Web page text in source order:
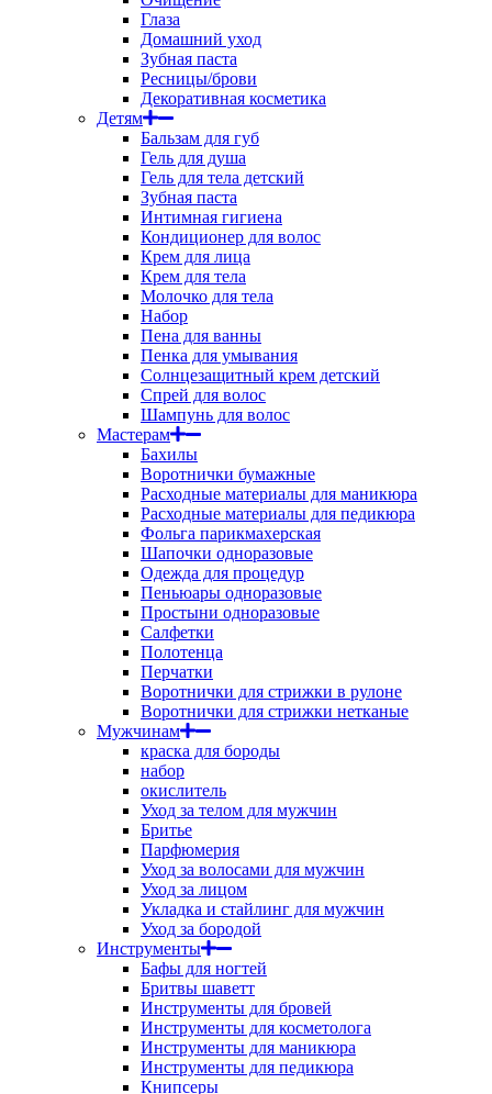
Глаза
Домашний уход
Зубная паста
Ресницы/брови
Декоративная косметика
Детям
Бальзам для губ
Гель для душа
Гель для тела детский
Зубная паста
Интимная гигиена
Кондиционер для волос
Крем для лица
Крем для тела
Молочко для тела
Набор
Пена для ванны
Пенка для умывания
Солнцезащитный крем детский
Спрей для волос
Шампунь для волос
Мастерам
Бахилы
Воротнички бумажные
Расходные материалы для маникюра
Расходные материалы для педикюра
Фольга парикмахерская
Шапочки одноразовые
Одежда для процедур
Пеньюары одноразовые
Простыни одноразовые
Салфетки
Полотенца
Перчатки
Воротнички для стрижки в рулоне
Воротнички для стрижки нетканые
Мужчинам
краска для бороды
набор
окислитель
Уход за телом для мужчин
Бритье
Парфюмерия
Уход за волосами для мужчин
Уход за лицом
Укладка и стайлинг для мужчин
Уход за бородой
Инструменты
Бафы для ногтей
Бритвы шаветт
Инструменты для бровей
Инструменты для косметолога
Инструменты для маникюра
Инструменты для педикюра
Книпсеры